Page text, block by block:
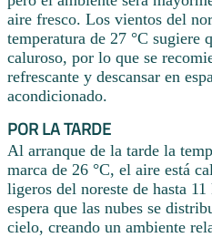
aire fresco. Los vientos del
temperatura de 27 °C sugiere
caluroso, por lo que se
refrescante y descansar en
acondicionado.
POR LA TARDE
Al arranque de la tarde la
marca de 26 °C, el aire está
ligeros del noreste de hasta
espera que las nubes se
cielo, creando un ambiente